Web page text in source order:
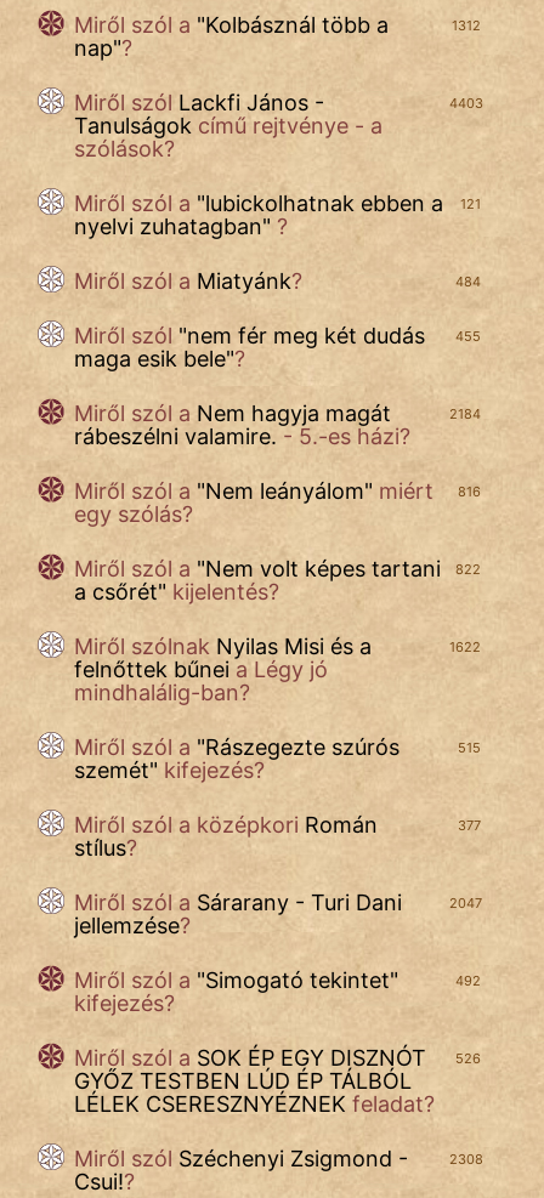
Név nélkül
pszichopati
szegény legény
szemfüles
1312
Miről szól a "Kolbásznál több a
nap"?
4403
Miről szól Lackfi János -
Tanulságok című rejtvénye - a
szólások?
121
Miről szól a "lubickolhatnak ebben a
nyelvi zuhatagban" ?
484
Miről szól a Miatyánk?
455
Miről szól "nem fér meg két dudás
maga esik bele"?
2184
Miről szól a Nem hagyja magát
rábeszélni valamire. - 5.-es házi?
816
Miről szól a "Nem leányálom" miért
egy szólás?
822
Miről szól a "Nem volt képes tartani
a csőrét" kijelentés?
1622
Miről szólnak Nyilas Misi és a
felnőttek bűnei a Légy jó
mindhalálig-ban?
515
Miről szól a "Rászegezte szúrós
szemét" kifejezés?
377
Miről szól a középkori Román
stílus?
2047
Miről szól a Sárarany - Turi Dani
jellemzése?
492
Miről szól a "Simogató tekintet"
kifejezés?
526
Miről szól a SOK ÉP EGY DISZNÓT
GYŐZ TESTBEN LÚD ÉP TÁLBÓL
LÉLEK CSERESZNYÉZNEK feladat?
2308
Miről szól Széchenyi Zsigmond -
Csui!?